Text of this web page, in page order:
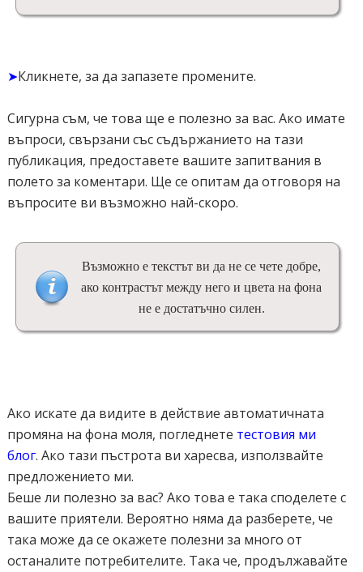
➤Кликнете, за да запазете промените.
Сигурна съм, че това ще е полезно за вас. Ако имате
въпроси, свързани със съдържанието на тази
публикация, предоставете вашите запитвания в
полето за коментари. Ще се опитам да отговоря на
въпросите ви възможно най-скоро.
Възможно е текстът ви да не се чете добре,
ако контрастът между него и цвета на фона
не е достатъчно силен.
Ако искате да видите в действие автоматичната
промяна на фона моля, погледнете тестовия ми
блог. Ако тази пъстрота ви харесва, използвайте
предложението ми.
Беше ли полезно за вас? Ако това е така споделете с
вашите приятели. Вероятно няма да разберете, че
така може да се окажете полезни за много от
останалите потребителите. Така че, продължавайте